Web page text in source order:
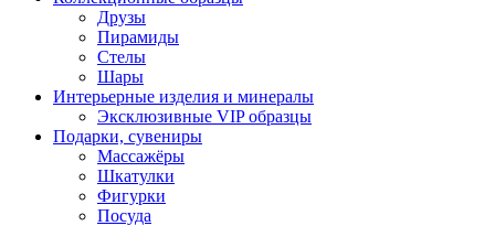
Друзы
Пирамиды
Стелы
Шары
Интерьерные изделия и минералы
Эксклюзивные VIP образцы
Подарки, сувениры
Массажёры
Шкатулки
Фигурки
Посуда